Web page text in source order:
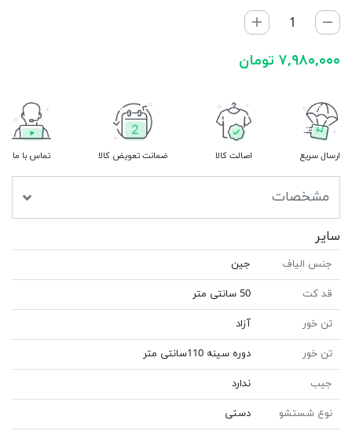
۷,۹۸۰,۰۰۰ تومان
ارسال سریع اصالت کالا ضمانت تعویض کالا تماس با ما
مشخصات
سایر
جنس الیاف جین
قد کت 50 سانتی متر
تن خور آزاد
تن خور دوره سینه 110سانتی متر
جیب ندارد
نوع شستشو دستی